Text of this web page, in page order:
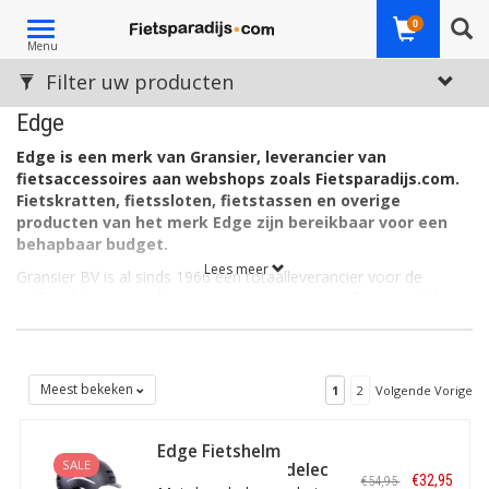
Toggle
navigation
Menu
0
Edge
Edge is een merk van Gransier, leverancier van
fietsaccessoires aan webshops zoals Fietsparadijs.com.
Fietskratten, fietssloten, fietstassen en overige
producten van het merk Edge zijn bereikbaar voor een
behapbaar budget.
Gransier BV is al sinds 1966 een totaalleverancier voor de
landen in Europa. Edge producten komen terecht in de webshop
en overige online detailhandel, maar ook bij sociale instellingen,
Assortiment
Kleurrijke fietskratten van Edge onder de noemer Urban Crate?
Lees meer
Filter uw producten
Meest bekeken 1 2 Volgende Vorige
SALE
Edge Fietshelm
Urban E-Bike Pedelec
€54,95 €32,95